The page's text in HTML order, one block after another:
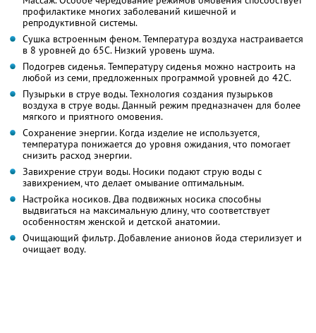
профилактике многих заболеваний кишечной и
репродуктивной системы.
Сушка встроенным феном. Температура воздуха настраивается
в 8 уровней до 65С. Низкий уровень шума.
Подогрев сиденья. Температуру сиденья можно настроить на
любой из семи, предложенных программой уровней до 42С.
Пузырьки в струе воды. Технология создания пузырьков
воздуха в струе воды. Данный режим предназначен для более
мягкого и приятного омовения.
Сохранение энергии. Когда изделие не используется,
температура понижается до уровня ожидания, что помогает
снизить расход энергии.
Завихрение струи воды. Носики подают струю воды с
завихрением, что делает омывание оптимальным.
Настройка носиков. Два подвижных носика способны
выдвигаться на максимальную длину, что соответствует
особенностям женской и детской анатомии.
Очищающий фильтр. Добавление анионов йода стерилизует и
очищает воду.